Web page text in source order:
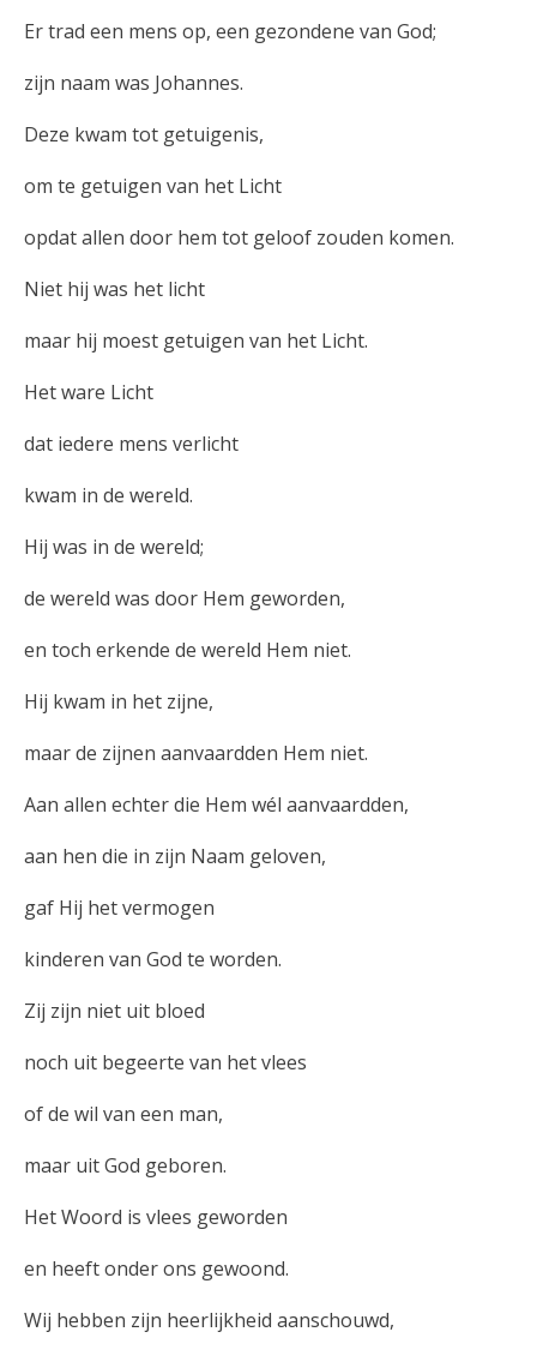
Er trad een mens op, een gezondene van God;
zijn naam was Johannes.
Deze kwam tot getuigenis,
om te getuigen van het Licht
opdat allen door hem tot geloof zouden komen.
Niet hij was het licht
maar hij moest getuigen van het Licht.
Het ware Licht
dat iedere mens verlicht
kwam in de wereld.
Hij was in de wereld;
de wereld was door Hem geworden,
en toch erkende de wereld Hem niet.
Hij kwam in het zijne,
maar de zijnen aanvaardden Hem niet.
Aan allen echter die Hem wél aanvaardden,
aan hen die in zijn Naam geloven,
gaf Hij het vermogen
kinderen van God te worden.
Zij zijn niet uit bloed
noch uit begeerte van het vlees
of de wil van een man,
maar uit God geboren.
Het Woord is vlees geworden
en heeft onder ons gewoond.
Wij hebben zijn heerlijkheid aanschouwd,